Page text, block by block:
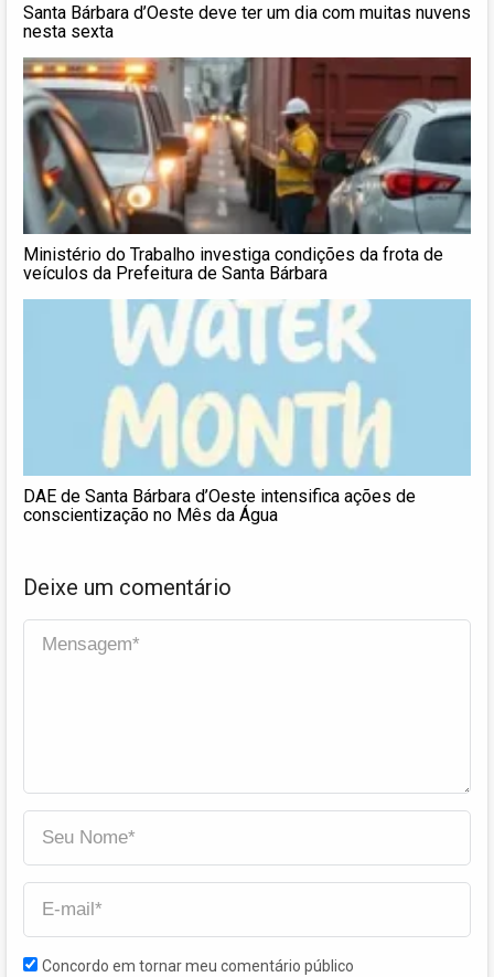
Santa Bárbara d’Oeste deve ter um dia com muitas nuvens
nesta sexta
Ministério do Trabalho investiga condições da frota de
veículos da Prefeitura de Santa Bárbara
DAE de Santa Bárbara d’Oeste intensifica ações de
conscientização no Mês da Água
Deixe um comentário
Concordo em tornar meu comentário público